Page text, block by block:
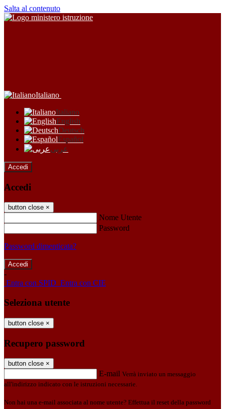
Salta al contenuto
Italiano
Italiano
English
Deutsch
Español
عربى
Accedi
Accedi
button close ×
Nome Utente
Password
Password dimenticata?
-
Entra con SPID Entra con CIE
Seleziona utente
button close ×
Recupero password
button close ×
E-mail Verrà inviato un messaggio
all'indirizzo indicato con le istruzioni necessarie.
Non hai una e-mail associata al nome utente? Effettua il reset della password